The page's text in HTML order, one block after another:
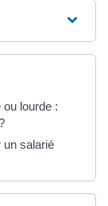
lourde :
un salarié